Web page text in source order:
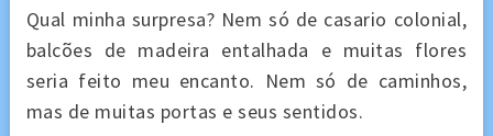
Qual minha surpresa? Nem só de casario colonial,
balcões de madeira entalhada e muitas flores
seria feito meu encanto. Nem só de caminhos,
mas de muitas portas e seus sentidos.